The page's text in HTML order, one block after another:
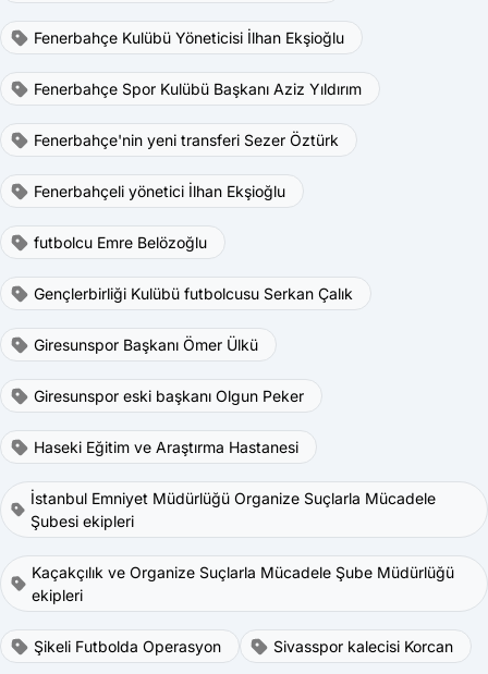
Fenerbahçe Kulübü Yöneticisi İlhan Ekşioğlu
Fenerbahçe Spor Kulübü Başkanı Aziz Yıldırım
Fenerbahçe'nin yeni transferi Sezer Öztürk
Fenerbahçeli yönetici İlhan Ekşioğlu
futbolcu Emre Belözoğlu
Gençlerbirliği Kulübü futbolcusu Serkan Çalık
Giresunspor Başkanı Ömer Ülkü
Giresunspor eski başkanı Olgun Peker
Haseki Eğitim ve Araştırma Hastanesi
İstanbul Emniyet Müdürlüğü Organize Suçlarla Mücadele
Şubesi ekipleri
Kaçakçılık ve Organize Suçlarla Mücadele Şube Müdürlüğü
ekipleri
Şikeli Futbolda Operasyon Sivasspor kalecisi Korcan